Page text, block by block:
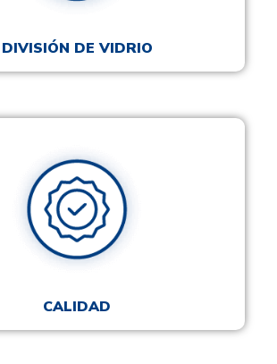
DIVISIÓN DE VIDRIO
CALIDAD